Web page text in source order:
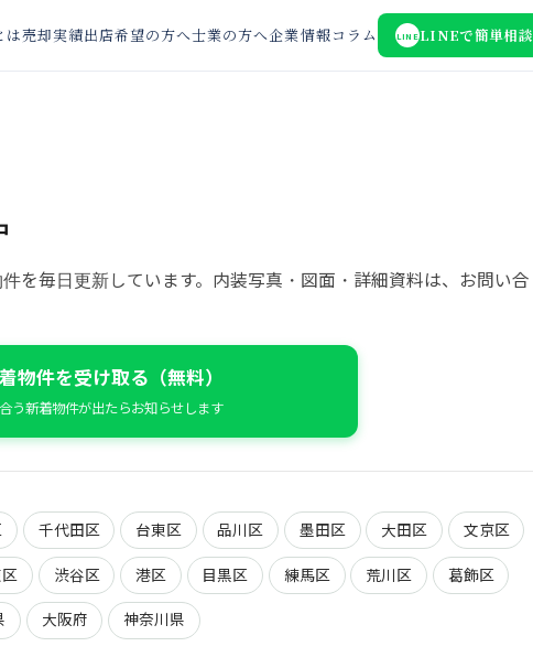
は売却実績出店希望の方へ士業の方へ企業情報コラム LINELINEで簡単相談
を毎日更新しています。内装写真・図面・詳細資料は、お問い合
物件を受け取る（無料）
う新着物件が出たらお知らせします
千代田区 台東区 品川区 墨田区 大田区 文京区
渋谷区 港区 目黒区 練馬区 荒川区 葛飾区
大阪府 神奈川県